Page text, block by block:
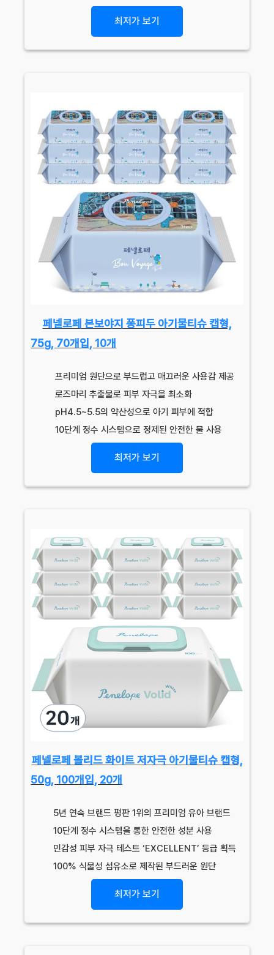
최저가 보기
페넬로페 본보야지 퐁피두 아기물티슈 캡형,
75g, 70개입, 10개
프리미엄 원단으로 부드럽고 매끄러운 사용감 제공
로즈마리 추출물로 피부 자극을 최소화
pH4.5~5.5의 약산성으로 아기 피부에 적합
10단계 정수 시스템으로 정제된 안전한 물 사용
최저가 보기
페넬로페 볼리드 화이트 저자극 아기물티슈 캡형,
50g, 100개입, 20개
5년 연속 브랜드 평판 1위의 프리미엄 유아 브랜드
10단계 정수 시스템을 통한 안전한 성분 사용
민감성 피부 자극 테스트 ‘EXCELLENT’ 등급 획득
100% 식물성 섬유소로 제작된 부드러운 원단
최저가 보기